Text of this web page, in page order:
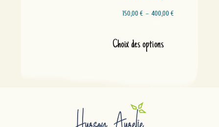
150,00€ – 400,00€Plage
Choix des optionsa